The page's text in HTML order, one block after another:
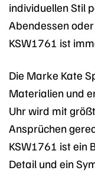
individuellen Stil
Abendessen
KSW1761 ist
Die Marke Kate
Materialien und
Uhr wird mit
Ansprüchen
KSW1761 ist ein
Detail und ein